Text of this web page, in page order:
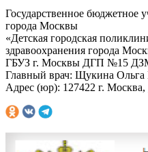
Государственное бюджетное
города Москвы
«Детская городская
здравоохранения города
ГБУЗ г. Москвы ДГП №15
Главный врач: Щукина Ольга
Адрес (юр): 127422 г.